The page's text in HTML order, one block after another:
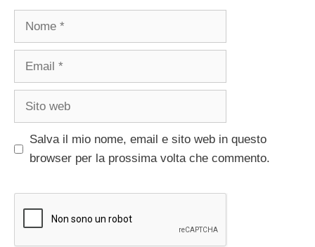
Nome
Email
Sito
Salva il mio nome, email e sito web in questo
browser per la prossima volta che commento.